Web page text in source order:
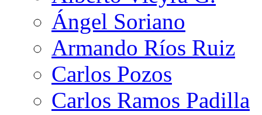
Ángel Soriano
Armando Ríos Ruiz
Carlos Pozos
Carlos Ramos Padilla